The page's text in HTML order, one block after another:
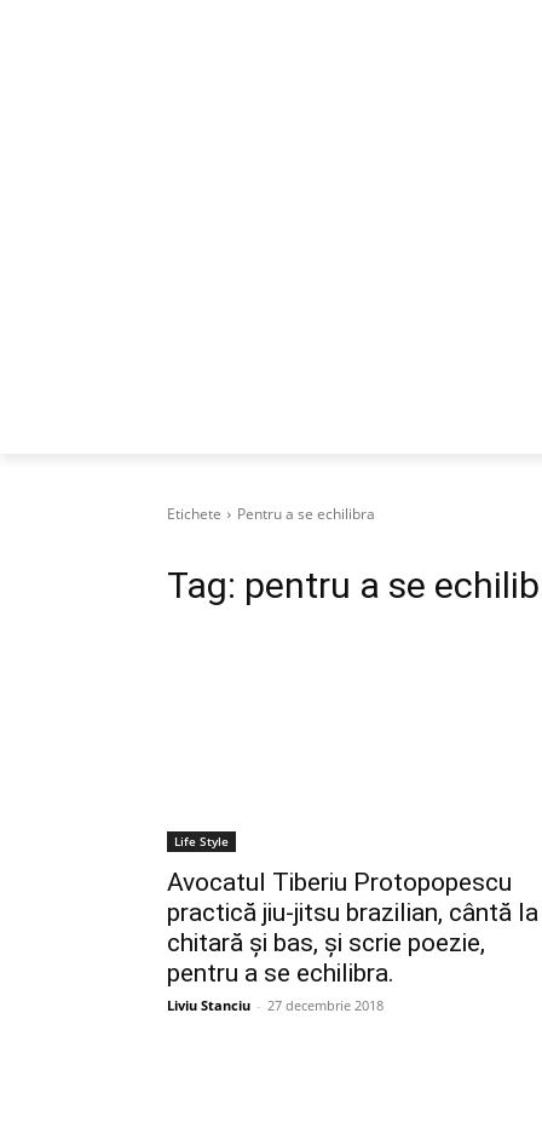
Etichete Pentru a se echilibra
Tag: pentru a se
Life Style
Avocatul Tiberiu Protopopescu
practică jiu-jitsu brazilian, cântă la
chitară și bas, și scrie poezie,
pentru a se echilibra.
Liviu Stanciu - 27 decembrie 2018